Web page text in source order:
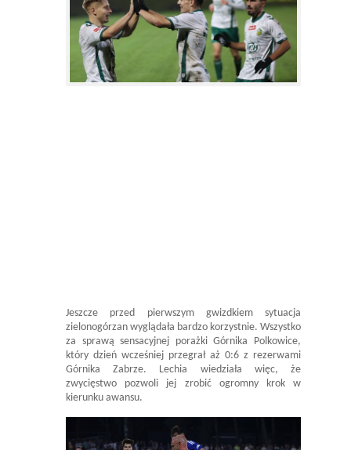
Jeszcze przed pierwszym gwizdkiem sytuacja
zielonogórzan wyglądała bardzo korzystnie. Wszystko
za sprawą sensacyjnej porażki Górnika Polkowice,
który dzień wcześniej przegrał aż 0:6 z rezerwami
Górnika Zabrze. Lechia wiedziała więc, że
zwycięstwo pozwoli jej zrobić ogromny krok w
kierunku awansu.